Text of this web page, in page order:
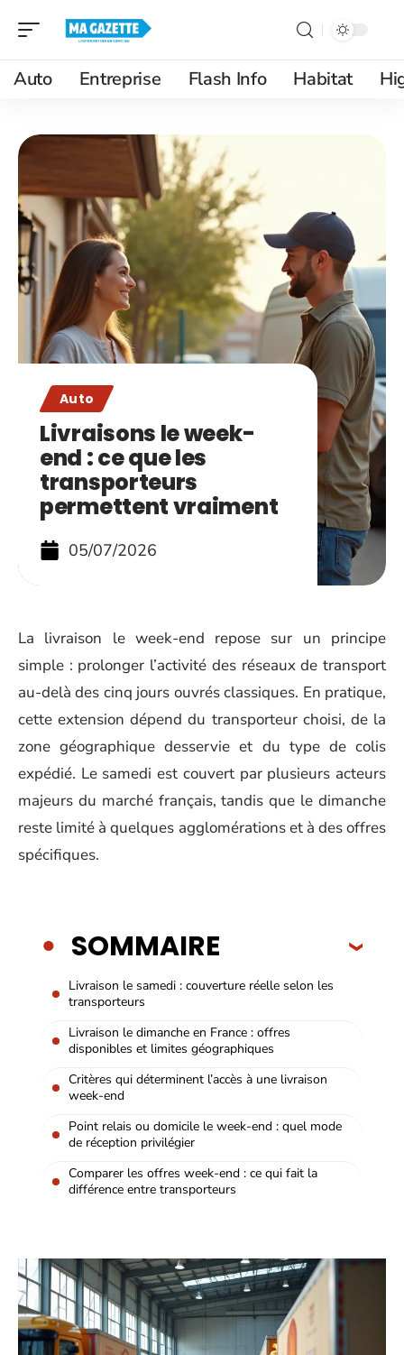
Auto Entreprise Flash Info Habitat
Auto
Livraisons le week-
end : ce que les
transporteurs
permettent vraiment
05/07/2026
La livraison le week-end repose sur un principe
simple : prolonger l’activité des réseaux de transport
au-delà des cinq jours ouvrés classiques. En pratique,
cette extension dépend du transporteur choisi, de la
zone géographique desservie et du type de colis
expédié. Le samedi est couvert par plusieurs acteurs
majeurs du marché français, tandis que le dimanche
reste limité à quelques agglomérations et à des offres
spécifiques.
SOMMAIRE
Livraison le samedi : couverture réelle selon les
transporteurs
Livraison le dimanche en France : offres
disponibles et limites géographiques
Critères qui déterminent l’accès à une livraison
week-end
Point relais ou domicile le week-end : quel mode
de réception privilégier
Comparer les offres week-end : ce qui fait la
différence entre transporteurs